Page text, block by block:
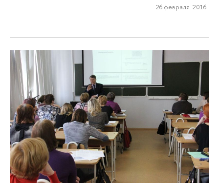
26 февраля 2016